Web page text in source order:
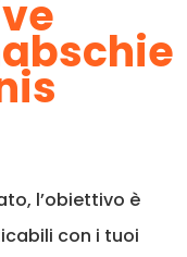
l’obiettivo è
con i tuoi